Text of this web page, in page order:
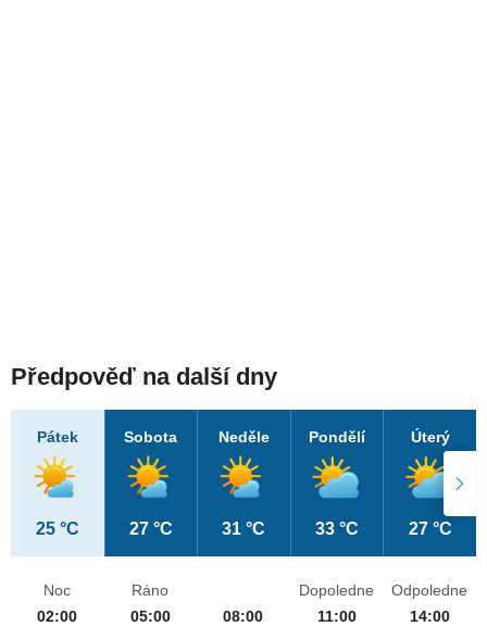
Předpověď na další dny
Pátek
25 °C
Sobota
27 °C
Neděle
31 °C
Pondělí
33 °C
Úterý
27 °C
Noc
02:00
Ráno
05:00
08:00
Dopoledne
11:00
Odpoledne
14:00